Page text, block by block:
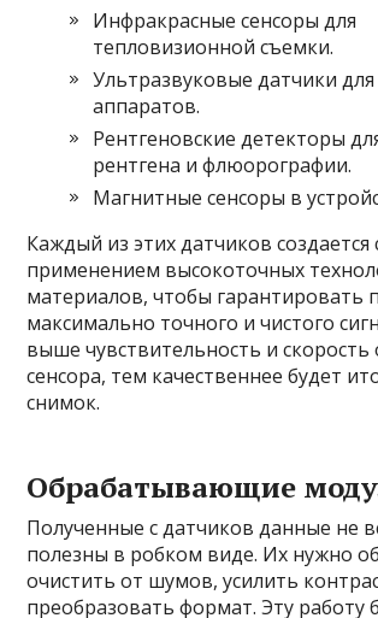
Инфракрасные сенсоры для
тепловизионной съемки.
Ультразвуковые датчики
аппаратов.
Рентгеновские детекторы
рентгена и флюорографии.
Магнитные сенсоры в
Каждый из этих датчиков создается
применением высокоточных
материалов, чтобы гарантировать
максимально точного и чистого
выше чувствительность и скорость
сенсора, тем качественнее будет
снимок.
Обрабатывающие
Полученные с датчиков данные не
полезны в робком виде. Их нужно
очистить от шумов, усилить
преобразовать формат. Эту работу